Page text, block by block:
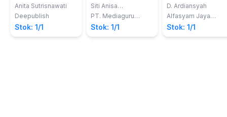
Anita Sutrisnawati
Deepublish
Stok: 1/1
dan Pantun)
Siti Anisa
Murlimawaty
PT. Mediaguru
Digital Indonesia
Stok: 1/1
D. Ardiansyah
Alfasyam Jaya
Mandiri
Stok: 1/1